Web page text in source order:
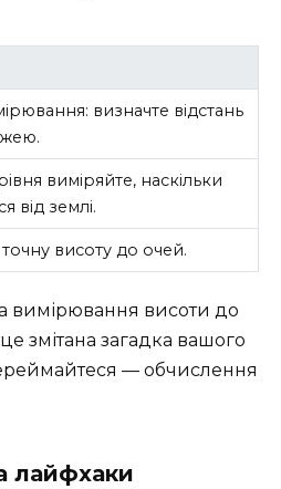
визначте відстань
виміряйте, наскільки
від землі.
висоту до очей.
вимірювання висоти до
змітана загадка вашого
— обчислення
лайфхаки